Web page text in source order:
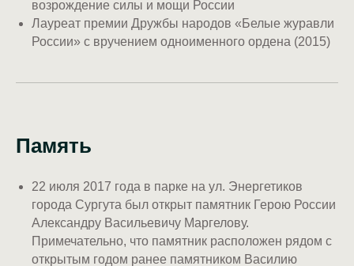
возрождение силы и мощи России
Лауреат премии Дружбы народов «Белые журавли
России» с вручением одноименного ордена (2015)
Память
22 июля 2017 года в парке на ул. Энергетиков
города Сургута был открыт памятник Герою России
Александру Васильевичу Маргелову.
Примечательно, что памятник расположен рядом с
открытым годом ранее памятником Василию